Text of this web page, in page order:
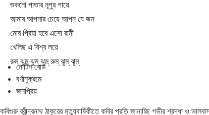
শুকনো পাতার নূপুর পায়ে
আমার আপনার চেয়ে আপন যে জন
মোর প্রিয়া হবে এসো রানী
খেলিছ এ বিশ্ব লয়ে
রুম্ ঝুম্ ঝুম্ ঝুম্ রুম্ ঝুম্ ঝুম্
নোটিশ বোর্ড
বর্ণানুক্রমে
জনপ্রিয়
কবিগুরু রবীন্দ্রনাথ ঠাকুরের মৃত্যুবার্ষিকীতে কবির প্রতি জানাচ্ছি গভীর শ্রদ্ধা ও